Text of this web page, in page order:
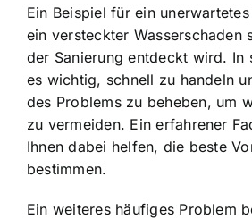
Ein Beispiel für ein
ein versteckter Wasserschaden
der Sanierung entdeckt wird. In
es wichtig, schnell zu handeln
des Problems zu beheben, um
zu vermeiden. Ein erfahrener
Ihnen dabei helfen, die beste
bestimmen.
Ein weiteres häufiges Problem